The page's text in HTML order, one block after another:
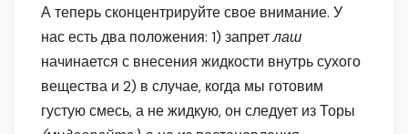
А теперь сконцентрируйте свое внимание. У
нас есть два положения: 1) запретлаш
начинается с внесения жидкости внутрь сухого
вещества и 2) в случае, когда мы готовим
густую смесь, а не жидкую, он следует из Торы